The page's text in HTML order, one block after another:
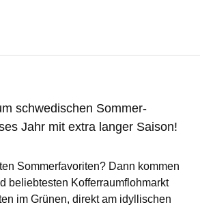
schwedischen Sommer-
Jahr mit extra langer Saison!
Sommerfavoriten? Dann kommen
beliebtesten Kofferraumflohmarkt
im Grünen, direkt am idyllischen